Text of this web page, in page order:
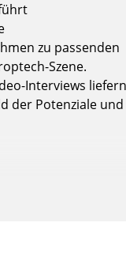
zu passenden
Szene.
Interviews liefern
der Potenziale und